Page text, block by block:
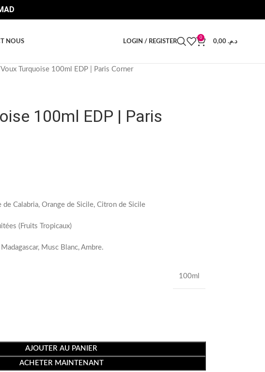
NOUS LOGIN / REGISTER
0
د.م. 0,00
Voux Turquoise 100ml EDP | Paris Corner
100ml EDP | Paris
Calabria, Orange de Sicile, Citron de Sicile
(Fruits Tropicaux)
Musc Blanc, Ambre.
100ml
AJOUTER AU PANIER
ACHETER MAINTENANT